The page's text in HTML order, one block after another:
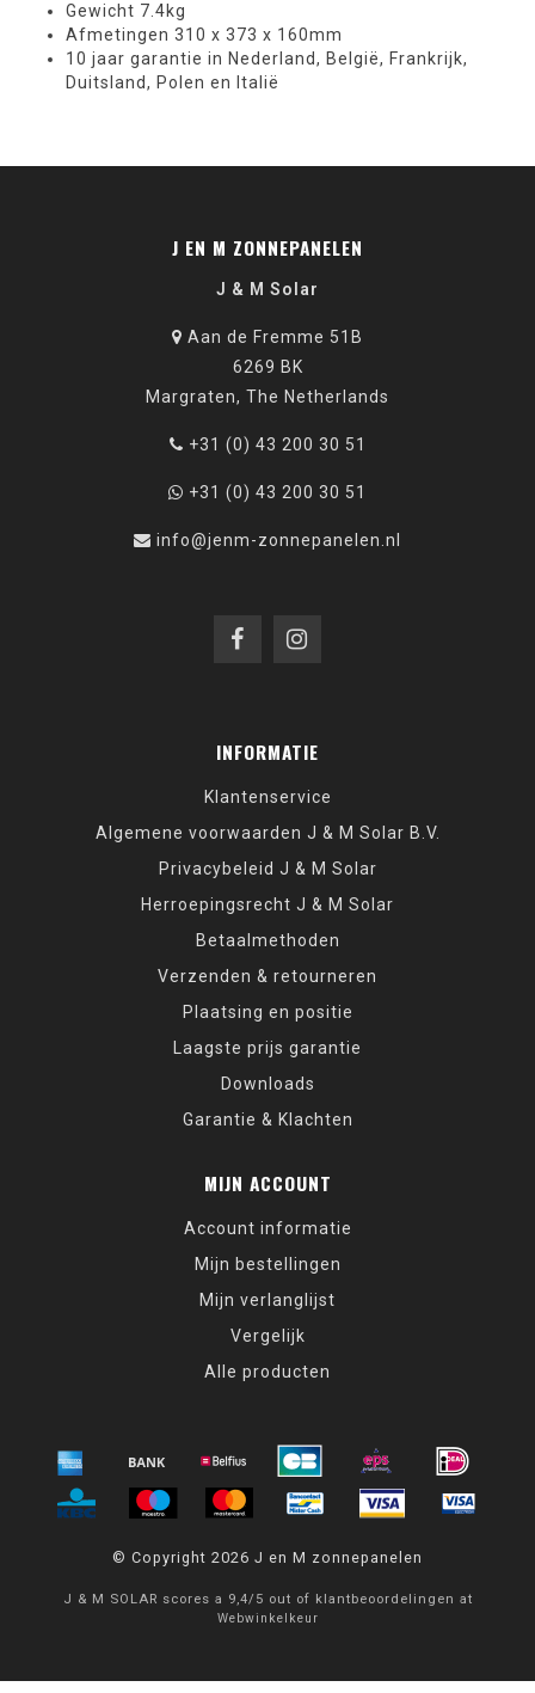
Gewicht 7.4kg
Afmetingen 310 x 373 x 160mm
10 jaar garantie in Nederland, België, Frankrijk,
Duitsland, Polen en Italië
J EN M ZONNEPANELEN
J & M Solar
Aan de Fremme 51B
6269 BK
Margraten, The Netherlands
+31 (0) 43 200 30 51
+31 (0) 43 200 30 51
info@jenm-zonnepanelen.nl
INFORMATIE
Klantenservice
Algemene voorwaarden J & M Solar B.V.
Privacybeleid J & M Solar
Herroepingsrecht J & M Solar
Betaalmethoden
Verzenden & retourneren
Plaatsing en positie
Laagste prijs garantie
Downloads
Garantie & Klachten
MIJN ACCOUNT
Account informatie
Mijn bestellingen
Mijn verlanglijst
Vergelijk
Alle producten
© Copyright 2026 J en M zonnepanelen
J & M SOLAR scores a 9,4/ 5 out of klantbeoordelingen at
Webwinkelkeur